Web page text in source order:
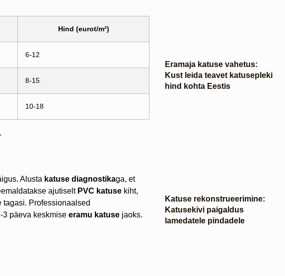
Hind (eurot/m²)
6-12
8-15
10-18
Alusta katuse diagnostikaga, et
ajutiselt PVC katuse kiht,
Professionaalsed
3 päeva keskmise eramu katuse jaoks.
Eramaja katuse vahetus:
Kust leida teavet katusepleki
hind kohta Eestis
Katuse rekonstrueerimine:
Katusekivi paigaldus
lamedatele pindadele